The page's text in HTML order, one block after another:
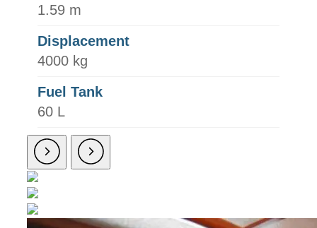
1.59 m
Displacement
4000 kg
Fuel Tank
60 L